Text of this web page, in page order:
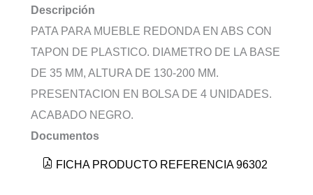
Descripción
PATA PARA MUEBLE REDONDA EN ABS CON
TAPON DE PLASTICO. DIAMETRO DE LA BASE
DE 35 MM, ALTURA DE 130-200 MM.
PRESENTACION EN BOLSA DE 4 UNIDADES.
ACABADO NEGRO.
Documentos
FICHA PRODUCTO REFERENCIA 96302